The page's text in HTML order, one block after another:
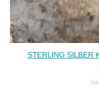
STERLING SILBER